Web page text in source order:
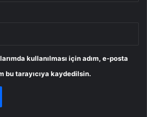
kullanılması için adım, e-posta
bu tarayıcıya kaydedilsin.